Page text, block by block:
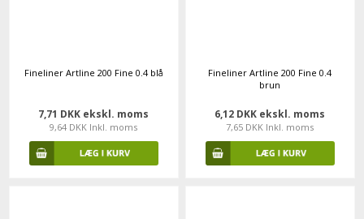
Fineliner Artline 200 Fine 0.4 blå
7,71 DKK ekskl. moms
9,64 DKK Inkl. moms
Fineliner Artline 200 Fine 0.4
brun
6,12 DKK ekskl. moms
7,65 DKK Inkl. moms